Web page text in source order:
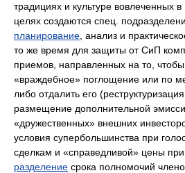
традициях и культуре вовлеченных
целях создаются спец.
планирование , анализ и
то же время для защиты от СиП
приемов, направленных на то,
«враждебное» поглощение или по
либо отдалить его
размещение дополнительной
«дружественных» внешних
условия супербольшинства при
сделкам и «справедливой» цены при
разделение срока полномочий